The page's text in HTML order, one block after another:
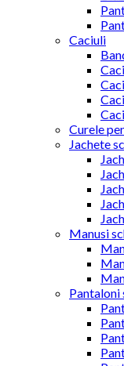
Caciuli
Curele
Jachete
Manusi
Pantaloni